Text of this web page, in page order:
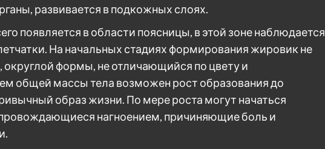
развивается в подкожных слоях.
появляется в области поясницы, в этой зоне наблюдается
На начальных стадиях формирования жировик не
округлой формы, не отличающийся по цвету и
общей массы тела возможен рост образования до
образ жизни. По мере роста могут начаться
нагноением, причиняющие боль и